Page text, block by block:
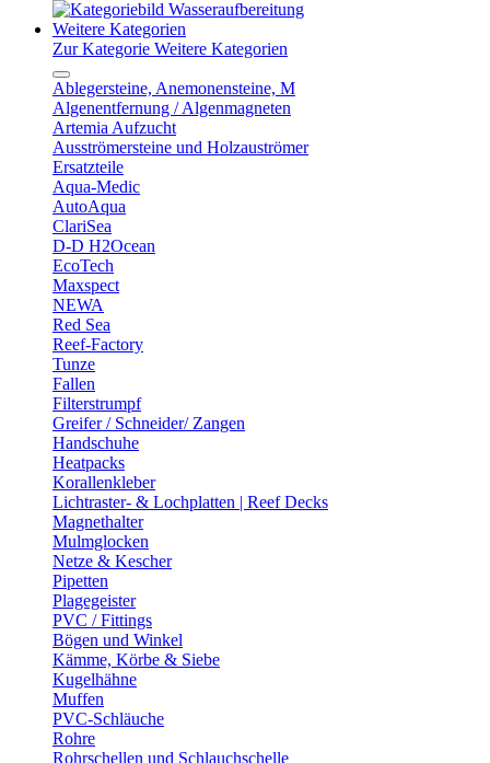
Weitere Kategorien
Zur Kategorie Weitere Kategorien
Ablegersteine, Anemonensteine, M
Algenentfernung / Algenmagneten
Artemia Aufzucht
Ausströmersteine und Holzauströmer
Ersatzteile
Aqua-Medic
AutoAqua
ClariSea
D-D H2Ocean
EcoTech
Maxspect
NEWA
Red Sea
Reef-Factory
Tunze
Fallen
Filterstrumpf
Greifer / Schneider/ Zangen
Handschuhe
Heatpacks
Korallenkleber
Lichtraster- & Lochplatten | Reef Decks
Magnethalter
Mulmglocken
Netze & Kescher
Pipetten
Plagegeister
PVC / Fittings
Bögen und Winkel
Kämme, Körbe & Siebe
Kugelhähne
Muffen
PVC-Schläuche
Rohre
Rohrschellen und Schlauchschelle